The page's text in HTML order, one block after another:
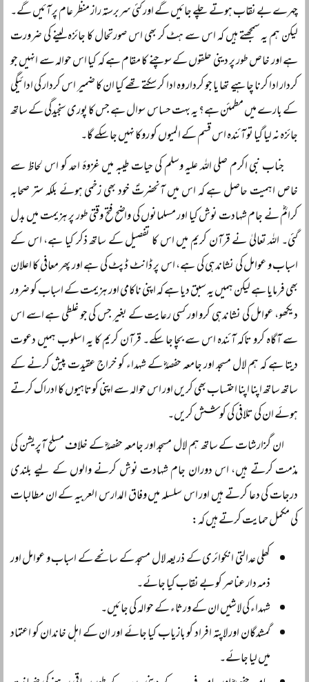
چہرے بے نقاب ہوتے چلے جائیں گے اور کئی سربرستہ راز منظر عام پر آئیں گے۔
لیکن ہم یہ سمجھتے ہیں کہ اس سے ہٹ کر بھی اس صورتحال کا جائزہ لینے کی ضرورت
ہے اور خاص طور پر دینی حلقوں کے سوچنے کا مقام ہے کہ کیا اس حوالہ سے انہیں جو
کردار ادا کرنا چاہیے تھا یا جو کردار وہ ادا کر سکتے تھے کیا ان کا ضمیر اس کردار کی ادائیگی
کے بارے میں مطمئن ہے؟ یہ بہت حساس سوال ہے جس کا پوری سنجیدگی کے ساتھ
جائزہ نہ لیا گیا تو آئندہ اس قسم کے المیوں کو روکا نہیں جا سکے گا۔
جناب نبی اکرم صلی اللہ علیہ وسلم کی حیات طیبہ میں غزوۂ احد کو اس لحاظ سے
خاص اہمیت حاصل ہے کہ اس میں آنحضرتؐ خود بھی زخمی ہوئے بلکہ ستر صحابہ
کرامؓ نے جام شہادت نوش کیا اور مسلمانوں کی واضح فتح وقتی طور پر ہزیمت میں بدل
گئی۔ اللہ تعالیٰ نے قرآن کریم میں اس کا تفصیل کے ساتھ ذکر کیا ہے، اس کے
اسباب و عوامل کی نشاندہی کی ہے، اس پر ڈانٹ ڈپٹ کی ہے اور پھر معافی کا اعلان
بھی فرمایا ہے لیکن ہمیں یہ سبق دیا ہے کہ اپنی ناکامی اور ہزیمت کے اسباب کو ضرور
دیکھو، عوامل کی نشاندہی کرو اور کسی رعایت کے بغیر جس کی جو غلطی ہے اسے اس
سے آگاہ کرو تاکہ آئندہ اس سے بچا جا سکے۔ قرآن کریم کا یہ اسلوب ہمیں دعوت
دیتا ہے کہ ہم لال مسجد اور جامعہ حفصہؓ کے شہداء کو خراج عقیدت پیش کرنے کے
ساتھ ساتھ اپنا اپنا احتساب بھی کریں اور اس حوالہ سے اپنی کوتاہیوں کا ادراک کرتے
ہوئے ان کی تلافی کی کوشش کریں۔
ان گزارشات کے ساتھ ہم لال مسجد اور جامعہ حفصہؓ کے خلاف مسلح آپریشن کی
مذمت کرتے ہیں، اس دوران جام شہادت نوش کرنے والوں کے لیے بلندی
درجات کی دعا کرتے ہیں اور اس سلسلہ میں وفاق المدارس العربیہ کے ان مطالبات
کی مکمل حمایت کرتے ہیں کہ:
کھلی عدالتی انکوائری کے ذریعہ لال مسجد کے سانحے کے اسباب و عوامل اور
ذمہ دار عناصر کو بے نقاب کیا جائے۔
شہداء کی لاشیں ان کے ورثاء کے حوالہ کی جائیں۔
گمشدگان اور لاپتہ افراد کو بازیاب کیا جائے اور ان کے اہل خاندان کو اعتماد
میں لیا جائے۔